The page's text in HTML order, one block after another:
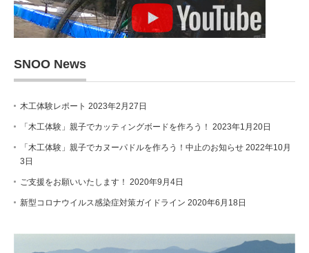
SNOO News
木工体験レポート 2023年2月27日
「木工体験」親子でカッティングボードを作ろう！ 2023年1月20日
「木工体験」親子でカヌーパドルを作ろう！中止のお知らせ 2022年10月
3日
ご支援をお願いいたします！ 2020年9月4日
新型コロナウイルス感染症対策ガイドライン 2020年6月18日